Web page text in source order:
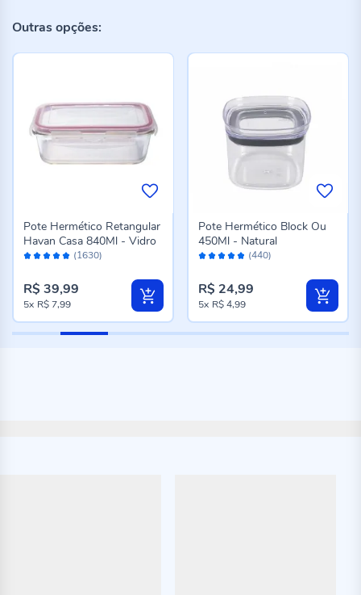
Outras opções:
Avaliação: (1630)
Pote Hermético Retangular
Havan Casa 840Ml - Vidro
R$ 39,99
5x R$ 7,99
Avaliação: (440)
Pote Hermético Block Ou
450Ml - Natural
R$ 24,99
5x R$ 4,99